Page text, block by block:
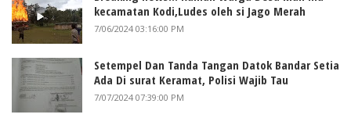
kecamatan Kodi,Ludes oleh si Jago Merah
7/06/2024 03:16:00 PM
Setempel Dan Tanda Tangan Datok Bandar Setia
Ada Di surat Keramat, Polisi Wajib Tau
7/07/2024 07:39:00 PM